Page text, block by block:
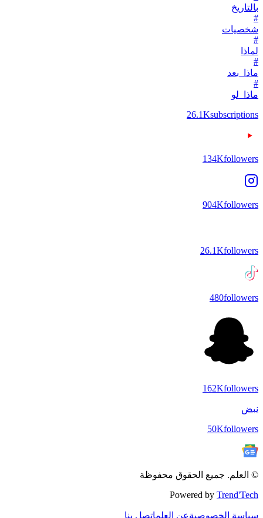
بالتاريخ
#
شخصيات
#
لماذا
#
ماذا_بعد
#
ماذا_لو
26.1Ksubscriptions
134Kfollowers
904Kfollowers
26.1Kfollowers
480followers
162Kfollowers
نبض
50Kfollowers
© العلم. جميع الحقوق محفوظة
Powered by Trend'Tech
سياسة الخصوصيةعن العلماتصل بنا